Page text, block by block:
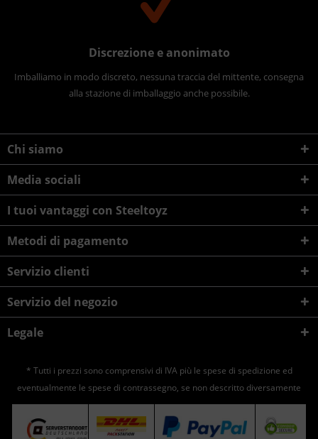
Discrezione e anonimato
Imballiamo in modo discreto, nessuna traccia del mittente, consegna
alla stazione di imballaggio anche possibile.
Chi siamo
Media sociali
I tuoi vantaggi con Steeltoyz
Metodi di pagamento
Servizio clienti
Servizio del negozio
Legale
* Tutti i prezzi sono comprensivi di IVA più le spese di spedizione ed
eventualmente le spese di contrassegno, se non descritto diversamente